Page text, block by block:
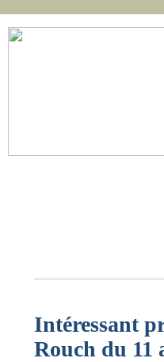
Intéressant
Rouch du 11